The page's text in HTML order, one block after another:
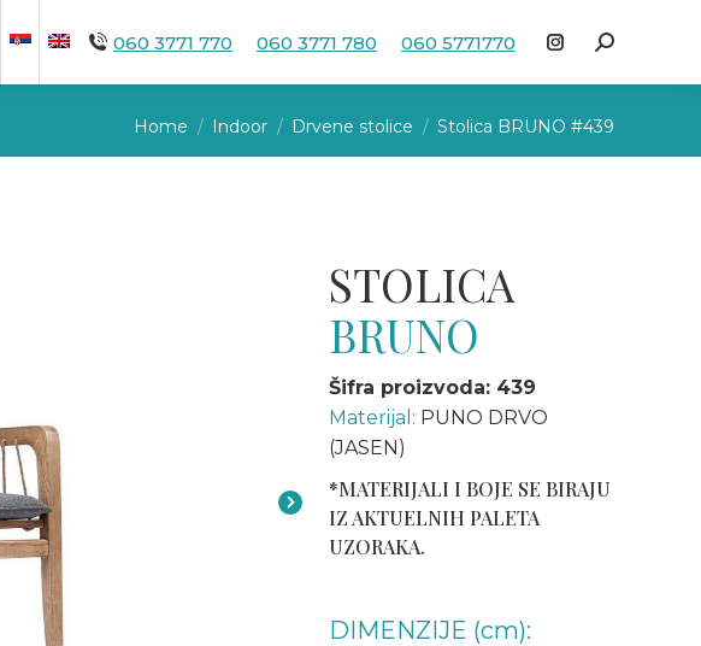
060 3771 770 060 3771 780 060 5771770
Instagram
page
opens
Search:
You are here:
Home Indoor Drvene stolice Stolica BRUNO #439
STOLICA
BRUNO
Šifra proizvoda: 439
Materijal: PUNO DRVO
(JASEN)
*MATERIJALI I BOJE SE BIRAJU
IZ AKTUELNIH PALETA
UZORAKA.
DIMENZIJE (cm):